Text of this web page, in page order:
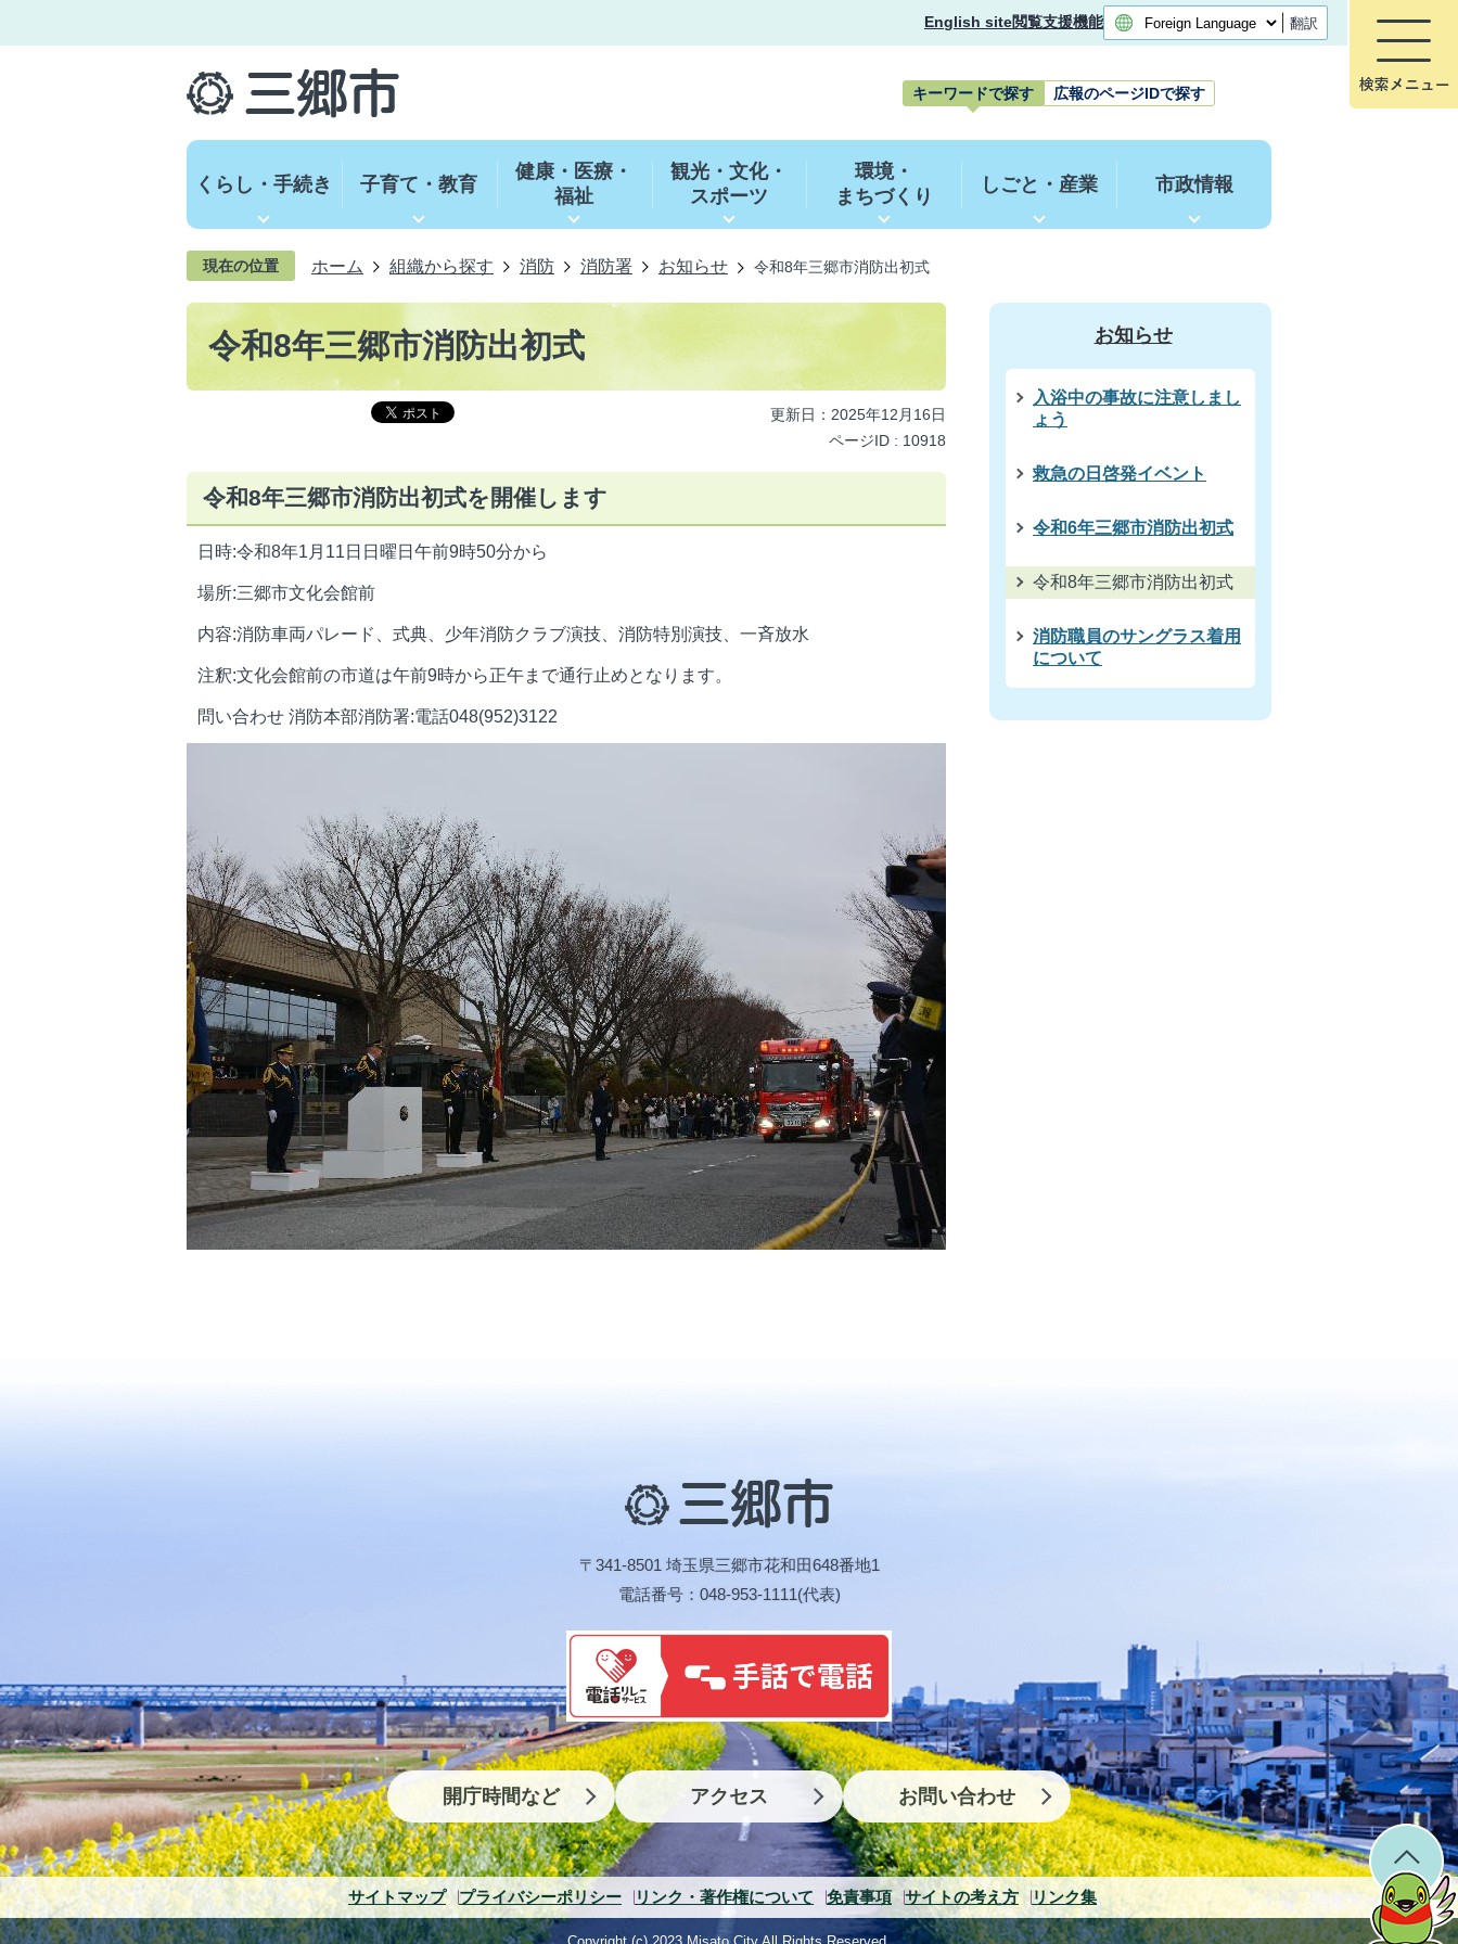
English site閲覧支援機能 翻訳
キーワードで探す 広報のページIDで探す
ワ
ー
索
くらし・手続き 子育て・教育
健康・医療・
福祉
観光・文化・
スポーツ
環境・
まちづくり
しごと・産業 市政情報
現在の位置 ホーム 組織から探す 消防 消防署 お知らせ 令和8年三郷市消防出初式
令和8年三郷市消防出初式
更新日：2025年12月16日
ページID : 10918
令和8年三郷市消防出初式を開催します
日時:令和8年1月11日日曜日午前9時50分から
場所:三郷市文化会館前
内容:消防車両パレード、式典、少年消防クラブ演技、消防特別演技、一斉放水
注釈:文化会館前の市道は午前9時から正午まで通行止めとなります。
問い合わせ 消防本部消防署:電話048(952)3122
お知らせ
入浴中の事故に注意しまし
ょう
救急の日啓発イベント
令和6年三郷市消防出初式
令和8年三郷市消防出初式
消防職員のサングラス着用
について
三
郷
〒341-8501 埼玉県三郷市花和田648番地1
電話番号：048-953-1111(代表)
開庁時間など アクセス お問い合わせ
サイトマップ プライバシーポリシー リンク・著作権について 免責事項 サイトの考え方 リンク集